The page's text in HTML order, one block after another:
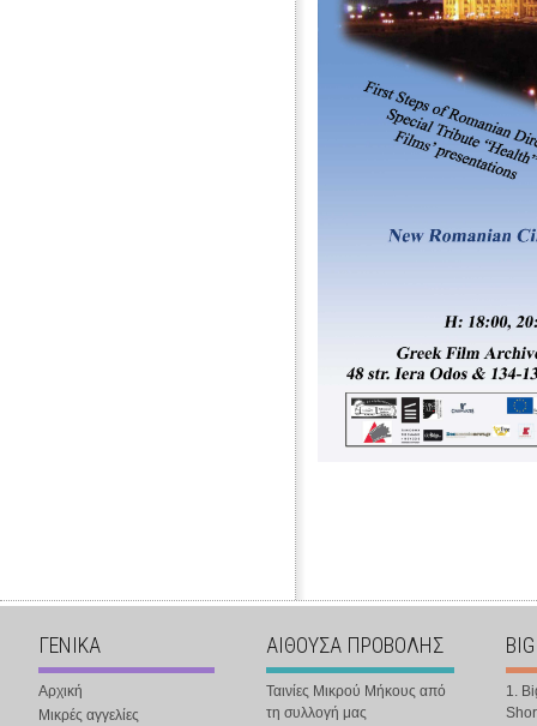
ΓΕΝΙΚΑ
Αρχική
Μικρές αγγελίες
ΑΙΘΟΥΣΑ ΠΡΟΒΟΛΗΣ
Ταινίες Μικρού Μήκους από
τη συλλογή μας
1.